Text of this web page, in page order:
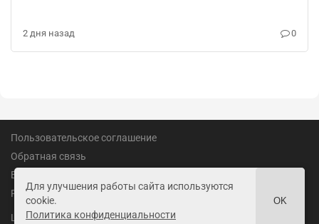
2 дня назад 0
Для улучшения работы сайта используются
cookie.
Политика конфиденциальности
OK
Пользовательское соглашение
Обратная связь
Вакансии
Реклама
LandofGames.ru©2026 18+